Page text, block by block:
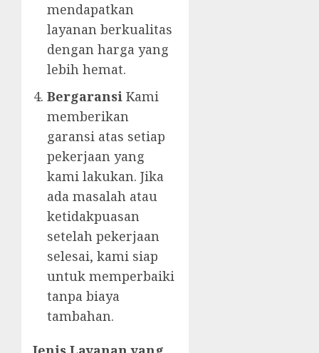
mendapatkan
layanan berkualitas
dengan harga yang
lebih hemat.
Bergaransi Kami
memberikan
garansi atas setiap
pekerjaan yang
kami lakukan. Jika
ada masalah atau
ketidakpuasan
setelah pekerjaan
selesai, kami siap
untuk memperbaiki
tanpa biaya
tambahan.